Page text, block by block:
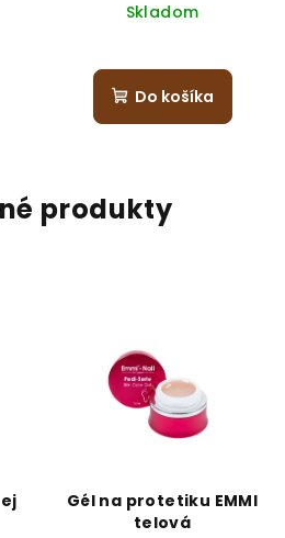
Skladom
Do košíka
produkty
Gél na protetiku EMMI
telová